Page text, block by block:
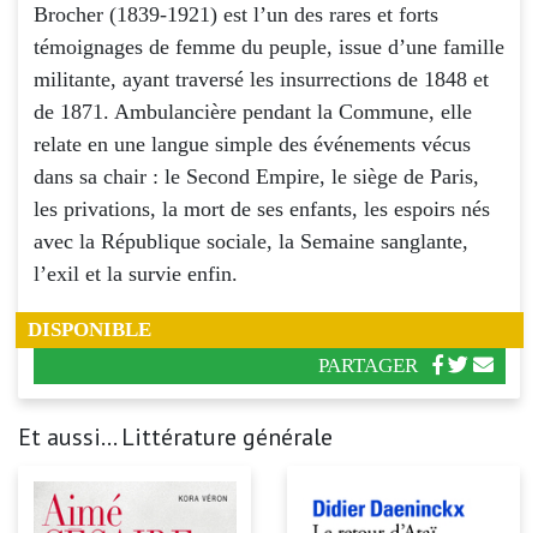
Brocher (1839-1921) est l’un des rares et forts
témoignages de femme du peuple, issue d’une famille
militante, ayant traversé les insurrections de 1848 et
de 1871. Ambulancière pendant la Commune, elle
relate en une langue simple des événements vécus
dans sa chair : le Second Empire, le siège de Paris,
les privations, la mort de ses enfants, les espoirs nés
avec la République sociale, la Semaine sanglante,
l’exil et la survie enfin.
DISPONIBLE
PARTAGER
Et aussi... Littérature générale